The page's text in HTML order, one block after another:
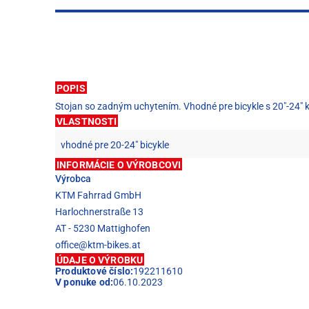
POPIS
Stojan so zadným uchytením. Vhodné pre bicykle s 20"-24"
VLASTNOSTI
vhodné pre 20-24" bicykle
INFORMÁCIE O VÝROBCOVI
Výrobca
KTM Fahrrad GmbH
Harlochnerstraße 13
AT - 5230 Mattighofen
office@ktm-bikes.at
ÚDAJE O VÝROBKU
Produktové číslo:192211610
V ponuke od:06.10.2023